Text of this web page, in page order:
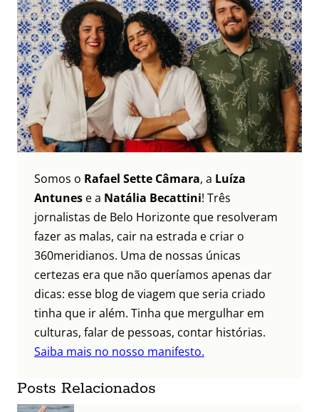
Somos o Rafael Sette Câmara, a Luíza
Antunes e a Natália Becattini! Três
jornalistas de Belo Horizonte que resolveram
fazer as malas, cair na estrada e criar o
360meridianos. Uma de nossas únicas
certezas era que não queríamos apenas dar
dicas: esse blog de viagem que seria criado
tinha que ir além. Tinha que mergulhar em
culturas, falar de pessoas, contar histórias.
Saiba mais no nosso manifesto.
Posts Relacionados